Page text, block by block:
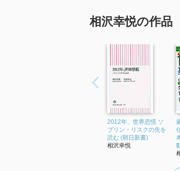
相沢幸悦の作品
2012年、世界恐慌 ソ
ブリン・リスクの先を
読む (朝日新書)
相沢幸悦